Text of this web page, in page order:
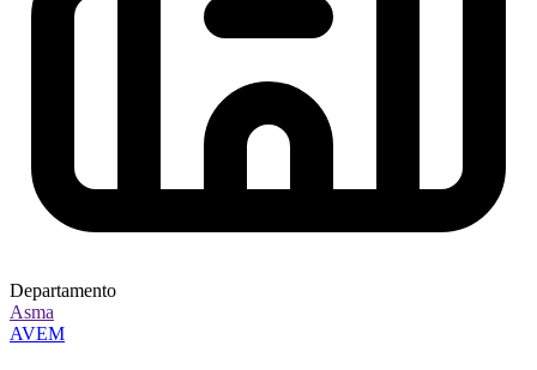
Departamento
Asma
AVEM